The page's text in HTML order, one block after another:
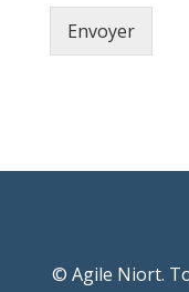
Envoyer
© Agile Niort.